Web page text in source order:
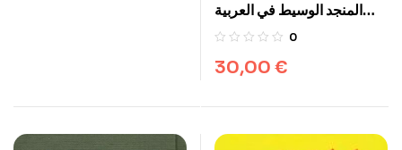
المنجد الوسيط في العربية
المعاصرة – Dictionnaire
moderne,
0
30,00 €